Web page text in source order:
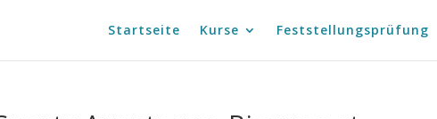
Startseite Kurse Feststellungsprüfung